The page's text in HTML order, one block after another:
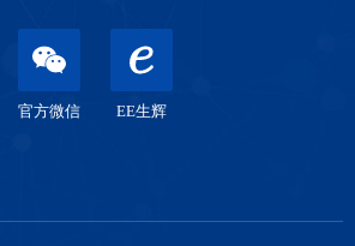
官方微信 EE生辉